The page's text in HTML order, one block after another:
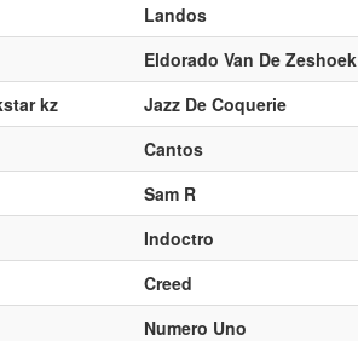
Landos
Eldorado Van De Zeshoek
kz Jazz De Coquerie
Cantos
Sam R
Indoctro
Creed
Numero Uno